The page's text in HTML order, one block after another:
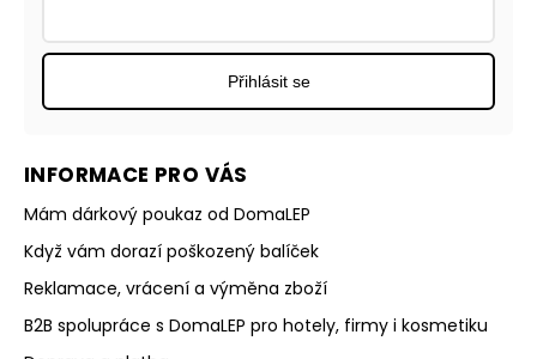
INFORMACE PRO VÁS
Mám dárkový poukaz od DomaLEP
Když vám dorazí poškozený balíček
Reklamace, vrácení a výměna zboží
B2B spolupráce s DomaLEP pro hotely, firmy i kosmetiku
Přihlásit se